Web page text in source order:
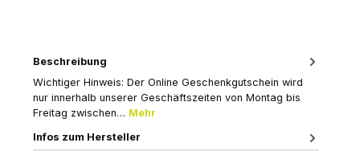
Beschreibung
Wichtiger Hinweis: Der Online Geschenkgutschein wird
nur innerhalb unserer Geschäftszeiten von Montag bis
Freitag zwischen… Mehr
Infos zum Hersteller